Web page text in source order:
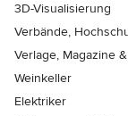
3D-Visualisierung
Verbände,
Verlage, Magazine
Weinkeller
Elektriker